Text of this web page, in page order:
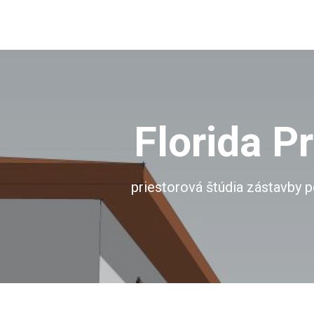
Florida
priestorová štúdia zástavby